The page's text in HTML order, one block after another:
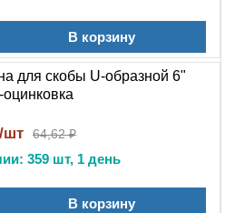
В корзину
для скобы U-образной 6"
шт 64,62 ₽
359 шт, 1 день
В корзину